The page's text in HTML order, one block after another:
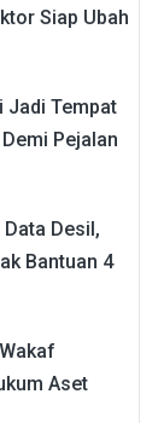
Siap Ubah
Jadi Tempat
Pejalan
Desil,
Bantuan 4
Aset